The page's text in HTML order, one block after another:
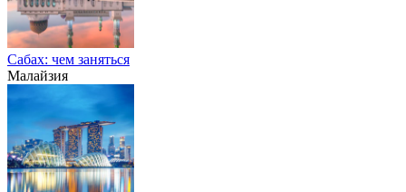
Сабах: чем заняться
Малайзия